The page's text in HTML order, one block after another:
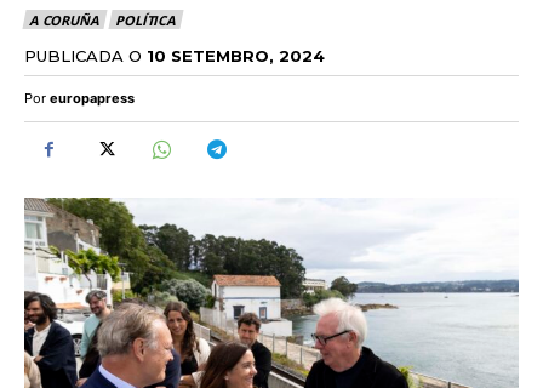
A CORUÑA POLÍTICA
PUBLICADA O 10 SETEMBRO, 2024
Por europapress